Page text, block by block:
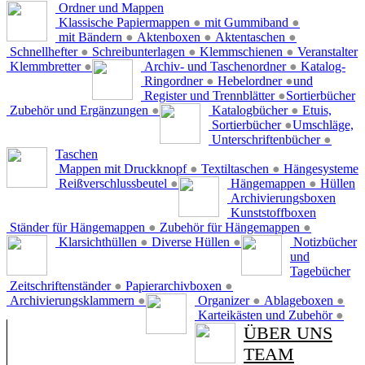
Ordner und Mappen
Klassische Papiermappen ● mit Gummiband ●
mit Bändern ● Aktenboxen ● Aktentaschen ●
Schnellhefter ● Schreibunterlagen ● Klemmschienen ●
Klemmbretter ●
Veranstalter
Archiv- und Taschenordner ●
Ringordner ● Hebelordner ●
Register und Trennblätter ●
Zubehör und Ergänzungen ●
Katalog-
und
Sortierbücher
Katalogbücher ●
Sortierbücher ●
Unterschriftenbücher ●
Etuis,
Umschläge,
Taschen
Mappen mit Druckknopf ● Textiltaschen ●
Reißverschlussbeutel ●
Hängesysteme
Hängemappen ●
Ständer für Hängemappen ● Zubehör für Hängemappen ●
Hüllen
Klarsichthüllen ● Diverse Hüllen ●
Archivierungsboxen
Zeitschriftenständer ● Papierarchivboxen ●
Archivierungsklammern ●
Kunststoffboxen
Organizer ● Ablageboxen ●
Karteikästen und Zubehör ●
Notizbücher
und
Tagebücher
ÜBER UNS
TEAM